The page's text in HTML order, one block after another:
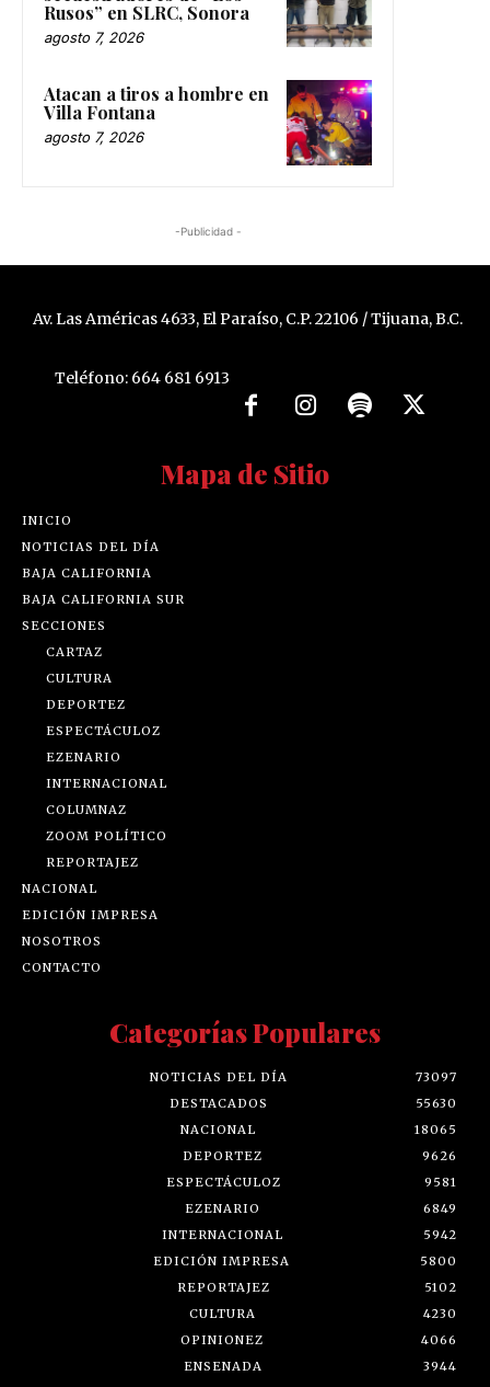
Rusos” en SLRC, Sonora
agosto 7, 2026
Atacan a tiros a hombre en
Villa Fontana
agosto 7, 2026
-Publicidad -
Av. Las Américas 4633, El Paraíso, C.P. 22106 / Tijuana, B.C.
Teléfono: 664 681 6913
Mapa de Sitio
INICIO
NOTICIAS DEL DÍA
BAJA CALIFORNIA
BAJA CALIFORNIA SUR
SECCIONES
CARTAZ
CULTURA
DEPORTEZ
ESPECTÁCULOZ
EZENARIO
INTERNACIONAL
COLUMNAZ
ZOOM POLÍTICO
REPORTAJEZ
NACIONAL
EDICIÓN IMPRESA
NOSOTROS
CONTACTO
Categorías Populares
NOTICIAS DEL DÍA
73097
DESTACADOS
55630
NACIONAL
18065
DEPORTEZ
9626
ESPECTÁCULOZ
9581
EZENARIO
6849
INTERNACIONAL
5942
EDICIÓN IMPRESA
5800
REPORTAJEZ
5102
CULTURA
4230
OPINIONEZ
4066
ENSENADA
3944